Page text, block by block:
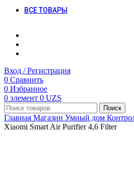
ВСЕ ТОВАРЫ
Вход / Регистрация
0 Сравнить
0 Избранное
0 элемент 0 UZS
Поиск
Главная Магазин Умный дом
Xiaomi Smart Air Purifier 4,6 Filter